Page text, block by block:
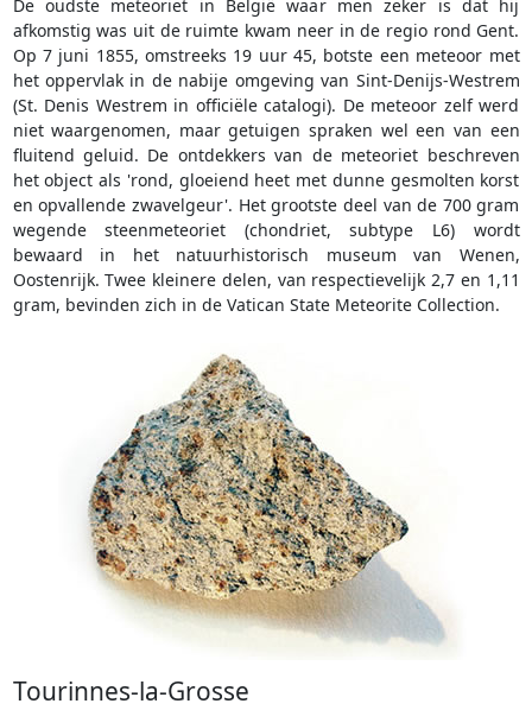
De oudste meteoriet in België waar men zeker is dat hij
afkomstig was uit de ruimte kwam neer in de regio rond Gent.
Op 7 juni 1855, omstreeks 19 uur 45, botste een meteoor met
het oppervlak in de nabije omgeving van Sint-Denijs-Westrem
(St. Denis Westrem in officiële catalogi). De meteoor zelf werd
niet waargenomen, maar getuigen spraken wel een van een
fluitend geluid. De ontdekkers van de meteoriet beschreven
het object als 'rond, gloeiend heet met dunne gesmolten korst
en opvallende zwavelgeur'. Het grootste deel van de 700 gram
wegende steenmeteoriet (chondriet, subtype L6) wordt
bewaard in het natuurhistorisch museum van Wenen,
Oostenrijk. Twee kleinere delen, van respectievelijk 2,7 en 1,11
gram, bevinden zich in de Vatican State Meteorite Collection.
Tourinnes-la-Grosse